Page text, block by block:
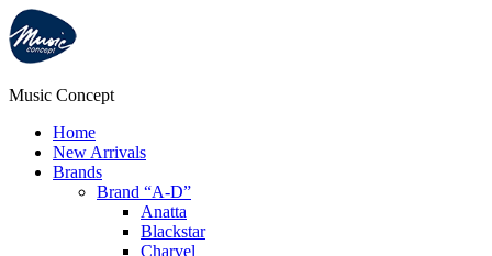
Music Concept
Home
New Arrivals
Brands
Brand “A-D”
Anatta
Blackstar
Charvel